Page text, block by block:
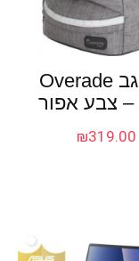
תיק גב Overade
₪319.00